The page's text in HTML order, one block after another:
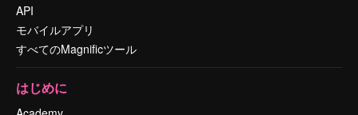
API
モバイルアプリ
すべてのMagnificツール
はじめに